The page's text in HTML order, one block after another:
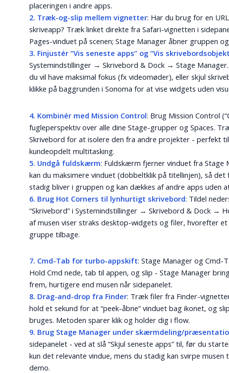
placeringen i andre apps.
2. Træk-og-slip mellem vignetter: Har du brug for en
skriveapp? Træk linket direkte fra Safari-vignetten i
Pages-vinduet på scenen; Stage Manager åbner gruppen
3. Finjustér “Vis seneste apps” og “Vis
Systemindstillinger → Skrivebord & Dock → Stage
du vil have maksimal fokus (fx videomøder), eller skjul
klikke på baggrunden i Sonoma for at vise widgets uden
4. Kombinér med Mission Control: Brug Mission Control
fugleperspektiv over alle dine Stage-grupper og Spaces.
Skrivebord for at isolere den fra andre projekter - perfekt
kundeopdelt multitasking.
5. Undgå fuldskærm: Fuldskærm fjerner vinduet fra Stage
kan du maksimere vinduet (dobbeltklik på titellinjen), så det
stadig bliver i gruppen og kan dækkes af andre apps uden
6. Brug Hot Corners til lynhurtigt skrivebord: Tildel
“Skrivebord” i Systemindstillinger → Skrivebord & Dock →
af musen viser straks desktop-widgets og filer, hvorefter
gruppe tilbage.
7. Cmd-Tab for turbo-appskift: Stage Manager og Cmd-
Hold Cmd nede, tab til appen, og slip - Stage Manager
frem, hurtigere end musen når sidepanelet.
8. Drag-and-drop fra Finder: Træk filer fra Finder-
hold et sekund for at “peek-åbne” vinduet bag ikonet, og
bruges. Metoden sparer klik og holder dig i flow.
9. Brug Stage Manager under skærmdeling/
sidepanelet - ved at slå “Skjul seneste apps” til, før du
kun det relevante vindue, mens du stadig kan svirpe
demo.